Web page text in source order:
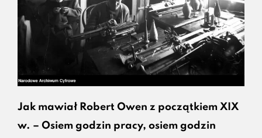
Jak mawiał Robert Owen z początkiem XIX
w. – Osiem godzin pracy, osiem godzin